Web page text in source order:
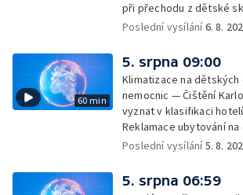
při přechodu z dětské
Filmové premiéry týdne
rakovinu prsu
Poslední vysílání6. 8.
60 min
5. srpna 09:00
Klimatizace na
nemocnic — Čištění
vyznat v klasifikaci
Reklamace ubytování
dovolené kvůli přírodním
na dovolené v zahraničí;
dovolené v zahraničí —
Poslední vysílání5. 8.
5. srpna 06:59